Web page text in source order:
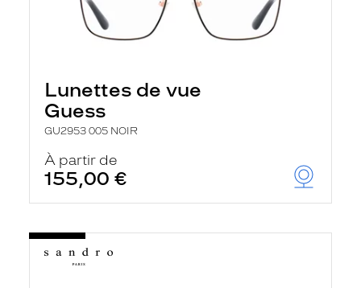
Lunettes de vue
Guess
GU2953 005 NOIR
À partir de
155,00 €